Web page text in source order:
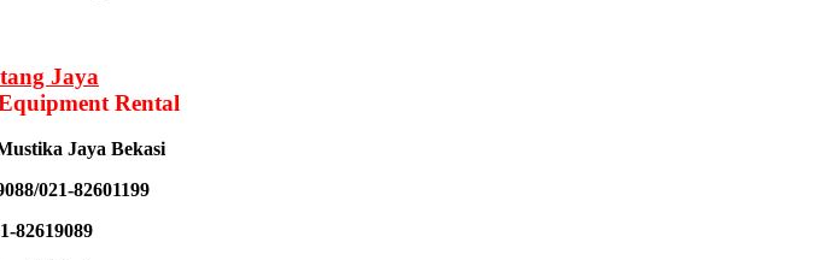
Jaya
Rental
Jaya Bekasi
021-82601199
82619089